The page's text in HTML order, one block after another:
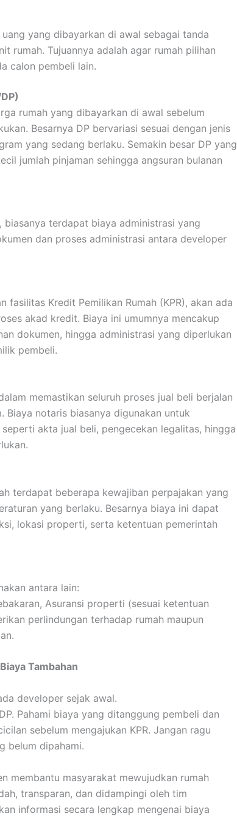
yang dibayarkan di awal sebagai tanda
rumah. Tujuannya adalah agar rumah pilihan
calon pembeli lain.
rumah yang dibayarkan di awal sebelum
Besarnya DP bervariasi sesuai dengan jenis
yang sedang berlaku. Semakin besar DP yang
jumlah pinjaman sehingga angsuran bulanan
biasanya terdapat biaya administrasi yang
dan proses administrasi antara developer
fasilitas Kredit Pemilikan Rumah (KPR), akan ada
akad kredit. Biaya ini umumnya mencakup
dokumen, hingga administrasi yang diperlukan
pembeli.
memastikan seluruh proses jual beli berjalan
Biaya notaris biasanya digunakan untuk
akta jual beli, pengecekan legalitas, hingga
terdapat beberapa kewajiban perpajakan yang
yang berlaku. Besarnya biaya ini dapat
lokasi properti, serta ketentuan pemerintah
antara lain:
Asuransi properti (sesuai ketentuan
perlindungan terhadap rumah maupun
Tambahan
developer sejak awal.
Pahami biaya yang ditanggung pembeli dan
sebelum mengajukan KPR. Jangan ragu
belum dipahami.
membantu masyarakat mewujudkan rumah
transparan, dan didampingi oleh tim
informasi secara lengkap mengenai biaya